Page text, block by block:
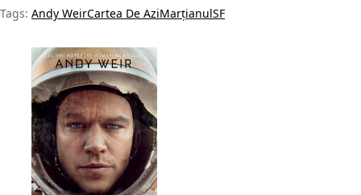
Tags: Andy WeirCartea De AziMarțianulSF